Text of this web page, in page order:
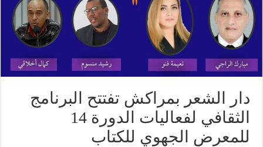
دار الشعر بمراكش تفتتح البرنامج
الثقافي لفعاليات الدورة 14
للمعرض الجهوي للكتاب